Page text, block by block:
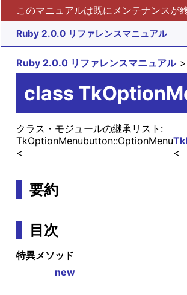
このマニュアルは既にメンテナンスが
Ruby 2.0.0 リファレンスマニュアル
Ruby 2.0.0 リファレンスマニュアル
class
クラス・モジュールの継承リスト:
TkOptionMenubutton::OptionMenu
要約
目次
特異メソッド
new